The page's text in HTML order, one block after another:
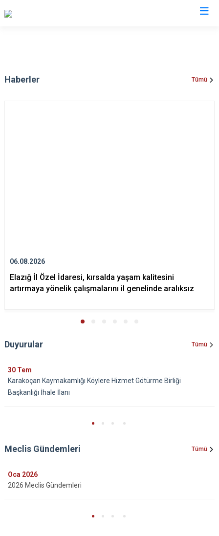
Haberler Tümü
06.08.2026
Elazığ İl Özel İdaresi, kırsalda yaşam kalitesini
artırmaya yönelik çalışmalarını il genelinde aralıksız
Duyurular Tümü
30 Tem
Karakoçan Kaymakamlığı Köylere Hizmet Götürme Birliği
Başkanlığı İhale İlanı
Meclis Gündemleri Tümü
Oca 2026
2026 Meclis Gündemleri